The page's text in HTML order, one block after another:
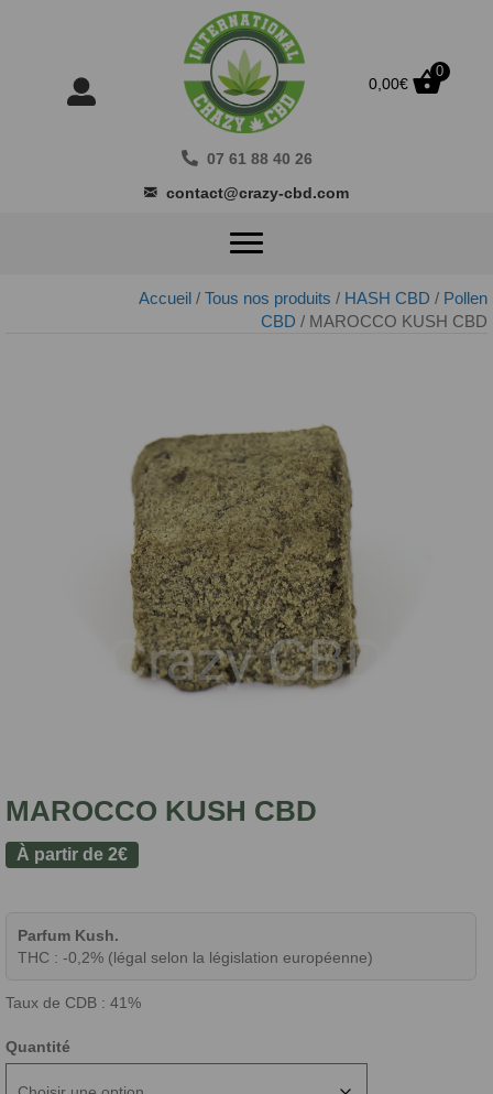
0,00€
0
07 61 88 40 26
contact@crazy-cbd.com
Accueil / Tous nos produits / HASH CBD / Pollen
CBD / MAROCCO KUSH CBD
MAROCCO KUSH CBD
À partir de 2€
Parfum Kush.
THC : -0,2% (légal selon la législation européenne)
Taux de CDB : 41%
Quantité